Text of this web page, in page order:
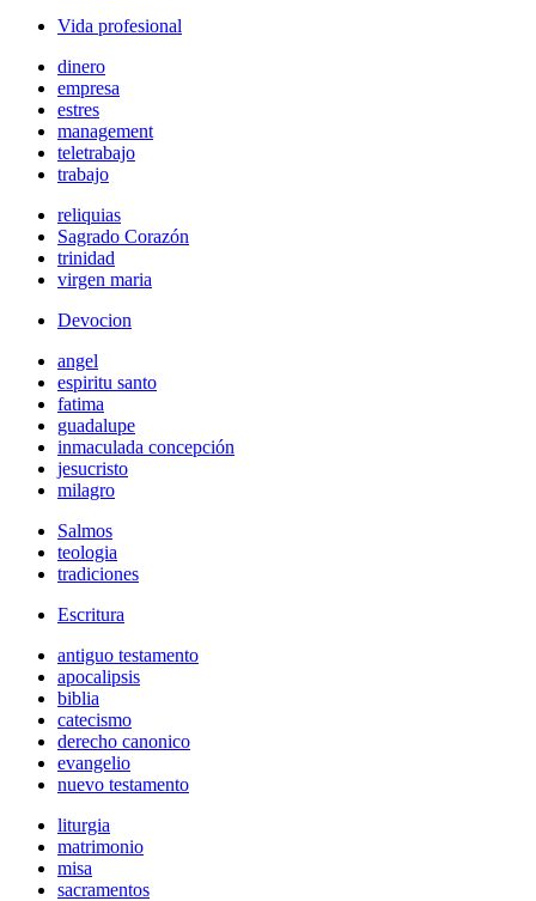
Vida profesional
dinero
empresa
estres
management
teletrabajo
trabajo
reliquias
Sagrado Corazón
trinidad
virgen maria
Devocion
angel
espiritu santo
fatima
guadalupe
inmaculada concepción
jesucristo
milagro
Salmos
teologia
tradiciones
Escritura
antiguo testamento
apocalipsis
biblia
catecismo
derecho canonico
evangelio
nuevo testamento
liturgia
matrimonio
misa
sacramentos